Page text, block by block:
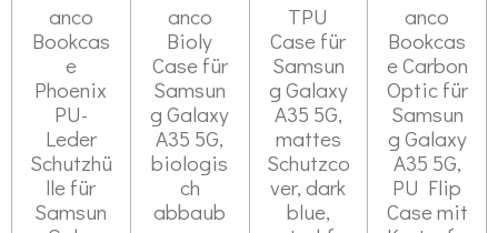
anco
Bookcas
e
Phoenix
PU-
Leder
Schutzhü
lle für
Samsun
anco
Bioly
Case für
Samsun
g Galaxy
A35 5G,
biologis
ch
abbaub
TPU
Case für
Samsun
g Galaxy
A35 5G,
mattes
Schutzco
ver, dark
blue,
anco
Bookcas
e Carbon
Optic für
Samsun
g Galaxy
A35 5G,
PU Flip
Case mit